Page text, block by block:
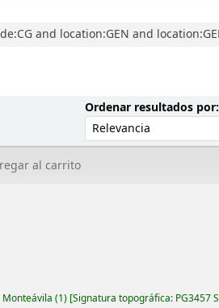
and location:GEN and
Ordenar resultados por:
al carrito
(1) Signatura topográfica: PG3457